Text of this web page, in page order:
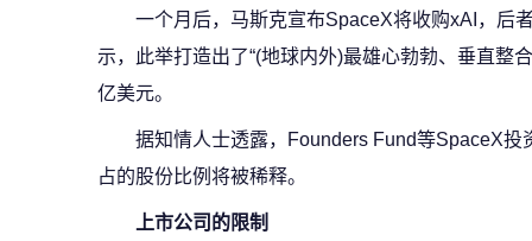
一个月后，马斯克宣布SpaceX将收购xAI，后
示，此举打造出了“(地球内外)最雄心勃勃、垂直整
亿美元。
据知情人士透露，Founders Fund等SpaceX
占的股份比例将被稀释。
上市公司的限制